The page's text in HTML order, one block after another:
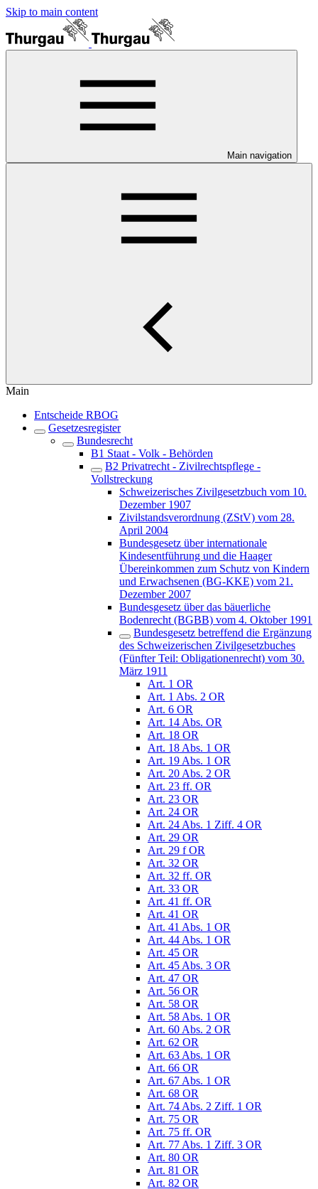
Skip to main content
Main navigation
Main
Entscheide RBOG
Gesetzesregister
Bundesrecht
B1 Staat - Volk - Behörden
B2 Privatrecht - Zivilrechtspflege -
Vollstreckung
Schweizerisches Zivilgesetzbuch vom 10.
Dezember 1907
Zivilstandsverordnung (ZStV) vom 28.
April 2004
Bundesgesetz über internationale
Kindesentführung und die Haager
Übereinkommen zum Schutz von Kindern
und Erwachsenen (BG-KKE) vom 21.
Dezember 2007
Bundesgesetz über das bäuerliche
Bodenrecht (BGBB) vom 4. Oktober 1991
Bundesgesetz betreffend die Ergänzung
des Schweizerischen Zivilgesetzbuches
(Fünfter Teil: Obligationenrecht) vom 30.
März 1911
Art. 1 OR
Art. 1 Abs. 2 OR
Art. 6 OR
Art. 14 Abs. OR
Art. 18 OR
Art. 18 Abs. 1 OR
Art. 19 Abs. 1 OR
Art. 20 Abs. 2 OR
Art. 23 ff. OR
Art. 23 OR
Art. 24 OR
Art. 24 Abs. 1 Ziff. 4 OR
Art. 29 OR
Art. 29 f OR
Art. 32 OR
Art. 32 ff. OR
Art. 33 OR
Art. 41 ff. OR
Art. 41 OR
Art. 41 Abs. 1 OR
Art. 44 Abs. 1 OR
Art. 45 OR
Art. 45 Abs. 3 OR
Art. 47 OR
Art. 56 OR
Art. 58 OR
Art. 58 Abs. 1 OR
Art. 60 Abs. 2 OR
Art. 62 OR
Art. 63 Abs. 1 OR
Art. 66 OR
Art. 67 Abs. 1 OR
Art. 68 OR
Art. 74 Abs. 2 Ziff. 1 OR
Art. 75 OR
Art. 75 ff. OR
Art. 77 Abs. 1 Ziff. 3 OR
Art. 80 OR
Art. 81 OR
Art. 82 OR